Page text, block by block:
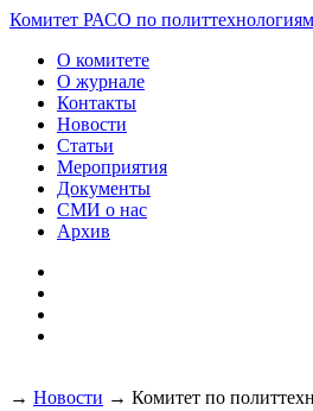
Комитет РАСО по политтехнологиям
О комитете
О журнале
Контакты
Новости
Статьи
Мероприятия
Документы
СМИ о нас
Архив
→ Новости → Комитет по